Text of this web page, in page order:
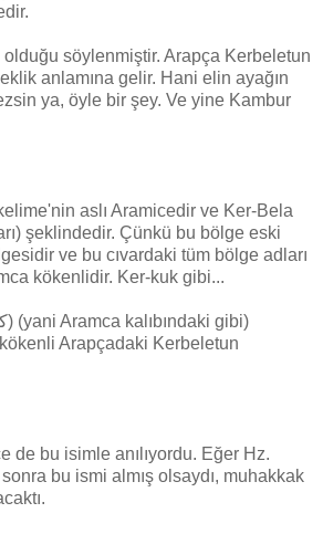
söylenmiştir. Arapça Kerbeletun
ya, öyle bir şey. Ve yine Kambur
aslı Aramicedir ve Ker-Bela
şeklindedir. Çünkü bu bölge eski
ve bu cıvardaki tüm bölge adları
kökenlidir. Ker-kuk gibi...
Arapçadaki Kerbeletun
de bu isimle anılıyordu. Eğer Hz.
bu ismi almış olsaydı, muhakkak